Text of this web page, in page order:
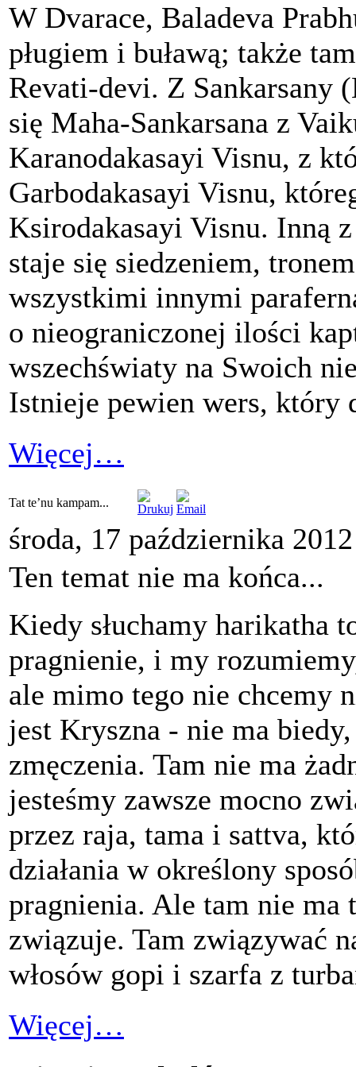
W Dvarace, Baladeva
pługiem i buławą; także
Revati-devi. Z Sankarsany
się Maha-Sankarsana z
Karanodakasayi Visnu, z
Garbodakasayi Visnu,
Ksirodakasayi Visnu. Inną
staje się siedzeniem,
wszystkimi innymi
o nieograniczonej ilości
wszechświaty na Swoich
Istnieje pewien wers, który
Więcej…
Tat te’nu kampam...
środa, 17 października
Ten temat nie ma końca...
Kiedy słuchamy harikatha
pragnienie, i my
ale mimo tego nie chcemy
jest Kryszna - nie ma
zmęczenia. Tam nie ma
jesteśmy zawsze mocno
przez raja, tama i sattva,
działania w określony
pragnienia. Ale tam nie
związuje. Tam związywać
włosów gopi i szarfa z
Więcej…